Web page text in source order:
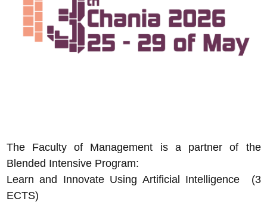
The Faculty of Management is a partner of the
Blended Intensive Program:
Learn and Innovate Using Artificial Intelligence (3
ECTS)